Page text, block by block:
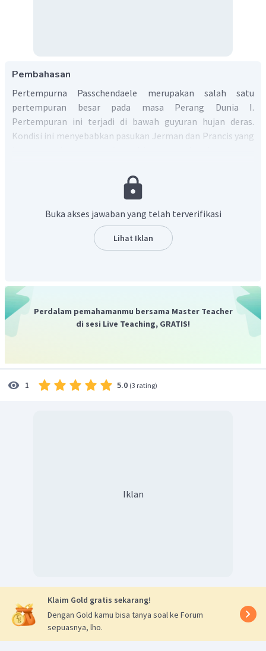
Pembahasan
Pertempurna Passchendaele merupakan salah satu
pertempuran besar pada masa Perang Dunia I.
Pertempuran ini terjadi di bawah guyuran hujan deras.
Kondisi ini menyebabkan pasukan Jerman dan Prancis yang
pertempuran sangat memengaruhi kondisi pertempuran
dalam Perang Dunia I. Jadi, kondisi cuaca dan medan
Buka akses jawaban yang telah terverifikasi
Lihat Iklan
Perdalam pemahamanmu bersama Master Teacher
di sesi Live Teaching, GRATIS!
1 5.0 (3 rating)
Iklan
Klaim Gold gratis sekarang!
Dengan Gold kamu bisa tanya soal ke Forum
sepuasnya, lho.